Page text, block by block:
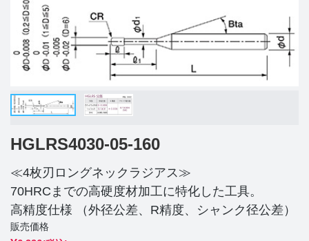
HGLRS4030-05-160
≪4枚刃ロングネックラジアス≫
70HRCまでの高硬度材加工に特化した工具。
高精度仕様 （外径公差、R精度、シャンク径公差）
販売価格